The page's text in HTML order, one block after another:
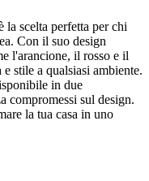
scelta perfetta per chi
Con il suo design
l'arancione, il rosso e il
stile a qualsiasi ambiente.
in due
compromessi sul design.
la tua casa in uno